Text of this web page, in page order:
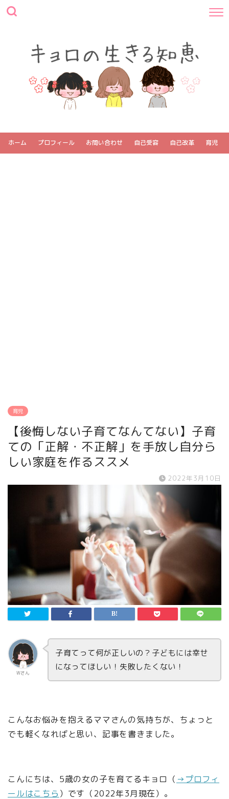
ホーム プロフィール お問い合わせ 自己受容 自己改革 育児
育児
【後悔しない子育てなんてない】子育
ての「正解・不正解」を手放し自分ら
しい家庭を作るススメ
2022年3月10日
Wさん
子育てって何が正しいの？子どもには幸せ
になってほしい！失敗したくない！
こんなお悩みを抱えるママさんの気持ちが、ちょっと
でも軽くなればと思い、記事を書きました。
こんにちは、5歳の女の子を育てるキョロ（ →プロフィ
ールはこちら ）です（2022年3月現在）。